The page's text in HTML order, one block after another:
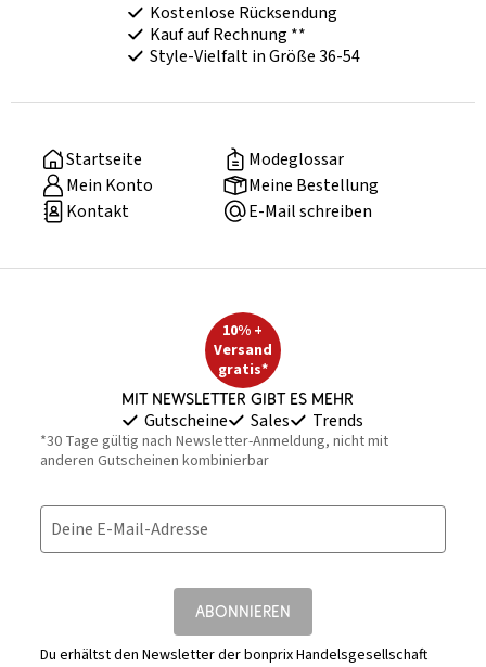
Kostenlose Rücksendung
Kauf auf Rechnung **
Style-Vielfalt in Größe 36-54
Startseite
Modeglossar
Mein Konto
Meine Bestellung
Kontakt
E-Mail schreiben
10% +
Versand
gratis*
Mit Newsletter gibt es mehr
Gutscheine Sales Trends
*30 Tage gültig nach Newsletter-Anmeldung, nicht mit
anderen Gutscheinen kombinierbar
Deine E-Mail-Adresse
ABONNIEREN
Du erhältst den Newsletter der bonprix Handelsgesellschaft